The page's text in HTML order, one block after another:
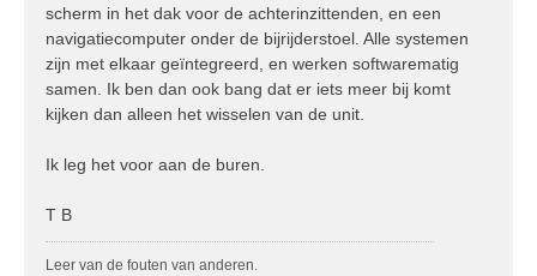
scherm in het dak voor de achterinzittenden, en een
navigatiecomputer onder de bijrijderstoel. Alle systemen
zijn met elkaar geïntegreerd, en werken softwarematig
samen. Ik ben dan ook bang dat er iets meer bij komt
kijken dan alleen het wisselen van de unit.
Ik leg het voor aan de buren.
T B
Leer van de fouten van anderen.